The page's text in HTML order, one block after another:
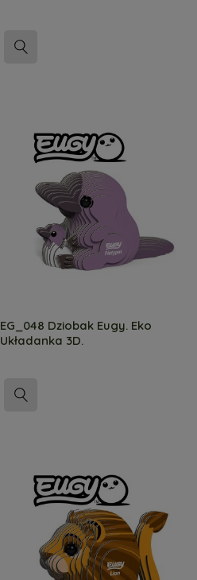
EG_048 Dziobak Eugy. Eko
Układanka 3D.